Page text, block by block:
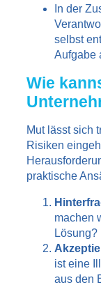
In der
selbst
Aufgabe
Wie
Mut lässt sich
Risiken
praktische
machen
Lösung?
ist eine
aus den